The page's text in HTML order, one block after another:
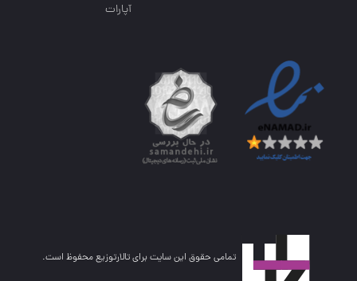
آپارات
تمامی حقوق این سایت برای تالارتوزیع محفوظ است.